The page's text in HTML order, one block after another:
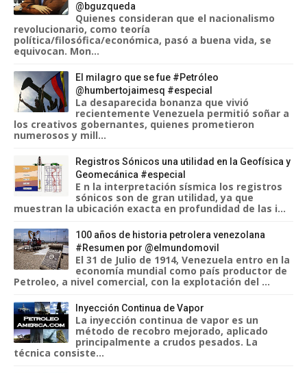
@bguzqueda
Quienes consideran que el nacionalismo
revolucionario, como teoría
política/filosófica/económica, pasó a buena vida, se
equivocan. Mon...
El milagro que se fue #Petróleo
@humbertojaimesq #especial
La desaparecida bonanza que vivió
recientemente Venezuela permitió soñar a
los creativos gobernantes, quienes prometieron
numerosos y mill...
Registros Sónicos una utilidad en la Geofísica y
Geomecánica #especial
E n la interpretación sísmica los registros
sónicos son de gran utilidad, ya que
muestran la ubicación exacta en profundidad de las i...
100 años de historia petrolera venezolana
#Resumen por @elmundomovil
El 31 de Julio de 1914, Venezuela entro en la
economía mundial como país productor de
Petroleo, a nivel comercial, con la explotación del ...
Inyección Continua de Vapor
La inyección continua de vapor es un
método de recobro mejorado, aplicado
principalmente a crudos pesados. La
técnica consiste...